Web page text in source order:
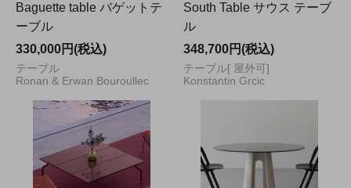
Baguette table バゲットテ
ーブル
330,000円(税込)
テーブル
Ronan & Erwan Bouroullec
South Table サウス テーブ
ル
348,700円(税込)
テーブル[ 屋外可]
Konstantin Grcic